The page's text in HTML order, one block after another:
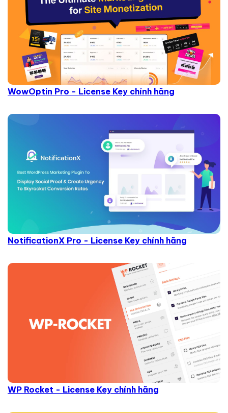
WowOptin Pro - License Key chính hãng
NotificationX Pro - License Key chính hãng
WP Rocket - License Key chính hãng